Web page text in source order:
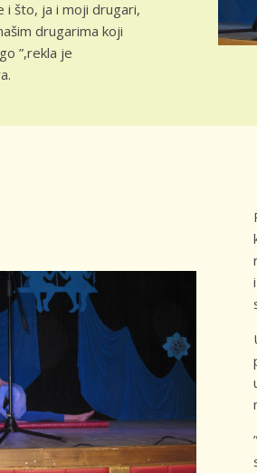
i što, ja i moji drugari,
drugarima koji
”,rekla je